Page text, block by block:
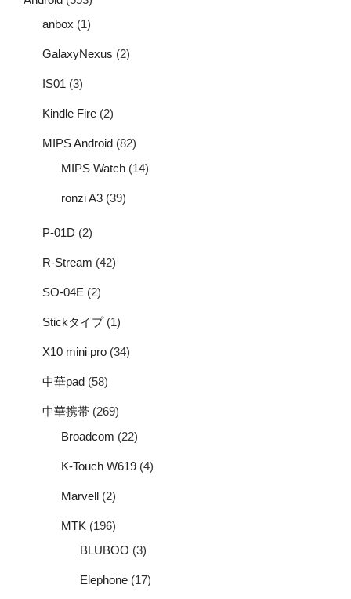
anbox (1)
GalaxyNexus (2)
IS01 (3)
Kindle Fire (2)
MIPS Android (82)
MIPS Watch (14)
ronzi A3 (39)
P-01D (2)
R-Stream (42)
SO-04E (2)
Stickタイプ(1)
X10 mini pro (34)
中華pad (58)
中華携帯 (269)
Broadcom (22)
K-Touch W619 (4)
Marvell (2)
MTK (196)
BLUBOO (3)
Elephone (17)